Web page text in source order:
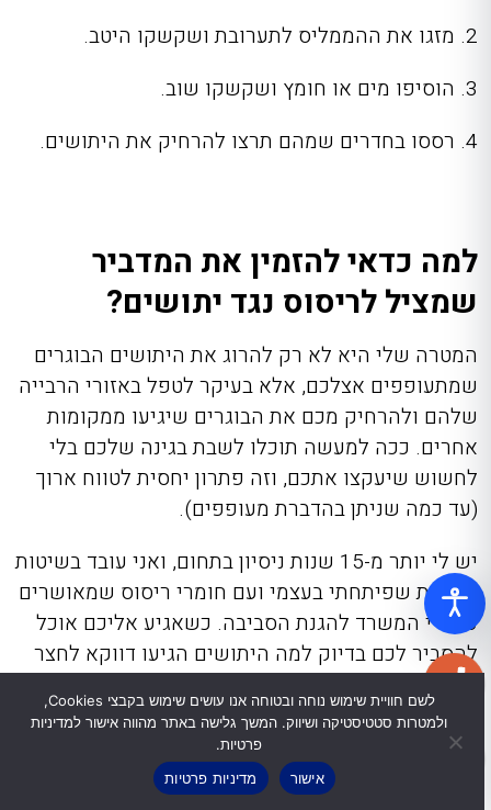
2. מזגו את ההממליס לתערובת ושקשקו היטב.
3. הוסיפו מים או חומץ ושקשקו שוב.
4. רססו בחדרים שמהם תרצו להרחיק את היתושים.
למה כדאי להזמין את המדביר
שמציל לריסוס נגד יתושים?
המטרה שלי היא לא רק להרוג את היתושים הבוגרים
שמתעופפים אצלכם, אלא בעיקר לטפל באזורי הרבייה
שלהם ולהרחיק מכם את הבוגרים שיגיעו ממקומות
אחרים. ככה למעשה תוכלו לשבת בגינה שלכם בלי
לחשוש שיעקצו אתכם, וזה פתרון יחסית לטווח ארוך
(עד כמה שניתן בהדברת מעופפים).
יש לי יותר מ-15 שנות ניסיון בתחום, ואני עובד בשיטות
בדוקות שפיתחתי בעצמי ועם חומרי ריסוס שמאושרים
על ידי המשרד להגנת הסביבה. כשאגיע אליכם אוכל
להסביר לכם בדיוק למה היתושים הגיעו דווקא לחצר
24/7 לכל שאלה, אז דברו איתי – אני כאן בשבילכם.
לשם חוויית שימוש נוחה ובטוחה אנו עושים שימוש בקבצי Cookies,
ולמטרות סטטיסטיקה ושיווק. המשך גלישה באתר מהווה אישור למדיניות
פרטיות.
אישור
מדיניות פרטיות